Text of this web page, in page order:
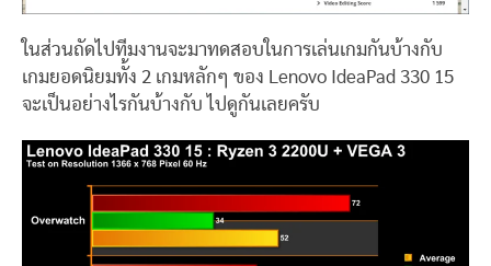
ในส่วนถัดไปทีมงานจะมาทดสอบในการเล่นเกมกันบ้างกับ
เกมยอดนิยมทั้ง 2 เกมหลักๆ ของ Lenovo IdeaPad 330 15
จะเป็นอย่างไรกันบ้างกับ ไปดูกันเลยครับ